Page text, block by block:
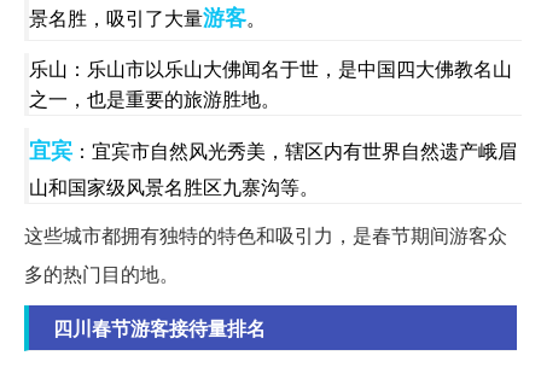
景名胜，吸引了大量游客。
乐山：乐山市以乐山大佛闻名于世，是中国四大佛教名山
之一，也是重要的旅游胜地。
宜宾 ：宜宾市自然风光秀美，辖区内有世界自然遗产峨眉
山和国家级风景名胜区九寨沟等。
这些城市都拥有独特的特色和吸引力，是春节期间游客众
多的热门目的地。
四川春节游客接待量排名